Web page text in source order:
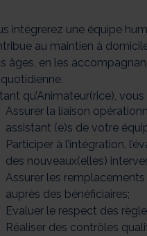
intégrerez une équipe
au maintien à
âges, en les
qu’Animateur(rice),
Assurer la liaison
assistant (e)s de votre
Participer à l’intégration,
des nouveaux(elles)
Assurer les
auprès des bénéficiaires;
Evaluer le respect des
Réaliser des contrôles